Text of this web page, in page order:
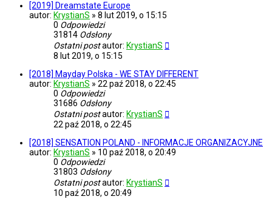
[2019] Dreamstate Europe
autor: KrystianS » 8 lut 2019, o 15:15
0 Odpowiedzi
31814 Odsłony
Ostatni postautor: KrystianS
8 lut 2019, o 15:15
[2018] Mayday Polska - WE STAY DIFFERENT
autor: KrystianS » 22 paź 2018, o 22:45
0 Odpowiedzi
31686 Odsłony
Ostatni postautor: KrystianS
22 paź 2018, o 22:45
[2018] SENSATION POLAND - INFORMACJE ORGANIZACYJNE
autor: KrystianS » 10 paź 2018, o 20:49
0 Odpowiedzi
31803 Odsłony
Ostatni postautor: KrystianS
10 paź 2018, o 20:49